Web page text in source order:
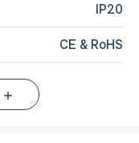
IP20
CE & RoHS